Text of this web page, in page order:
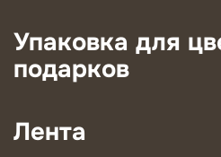
Упаковка для
подарков
Лента